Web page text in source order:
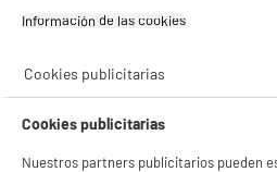
Información de las cookies‎
Cookies publicitarias
Cookies publicitarias
Nuestros partners publicitarios pueden